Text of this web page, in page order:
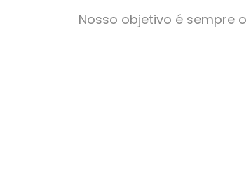
Nosso objetivo é sempre